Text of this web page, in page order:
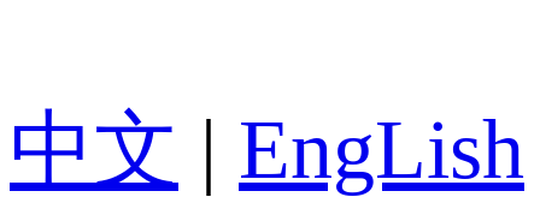
中文 | EngLish